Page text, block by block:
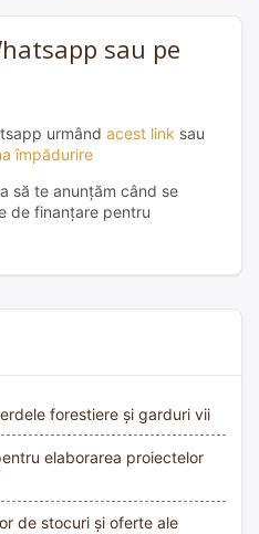
sau pe
urmând acest link sau
împădurire
să te anunțăm când se
de finanțare pentru
forestiere și garduri vii
elaborarea proiectelor
de stocuri și oferte ale